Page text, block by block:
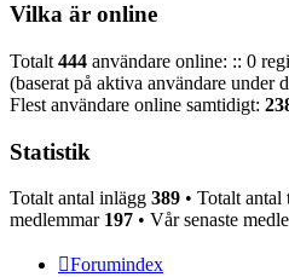
Vilka är online
Totalt 444 användare online: :: 0
(baserat på aktiva användare under
Flest användare online samtidigt:
Statistik
Totalt antal inlägg 389 • Totalt antal
medlemmar 197 • Vår senaste
Forumindex